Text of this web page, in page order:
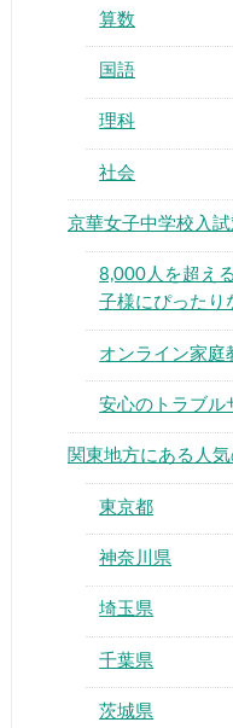
▶
算数
国語
理科
社会
京華女子中学校入
8,000人を超え
子様にぴったり
オンライン家庭
安心のトラブル
関東地方にある人
東京都
神奈川県
埼玉県
千葉県
茨城県